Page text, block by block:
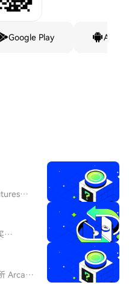
Google Play
文：
货产
数，该
慌情
持有。
。第
邮
Arca
传统